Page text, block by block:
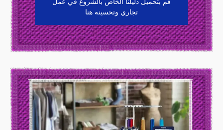
قم بتحميل دليلنا الخاص بالشروع في عمل
تجاري وتحسينه هنا